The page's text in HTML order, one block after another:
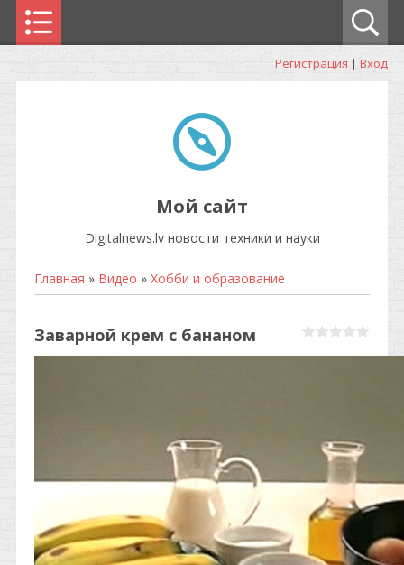
Регистрация | Вход
Мой сайт
Digitalnews.lv новости техники и науки
Главная » Видео » Хобби и образование
Заварной крем с бананом